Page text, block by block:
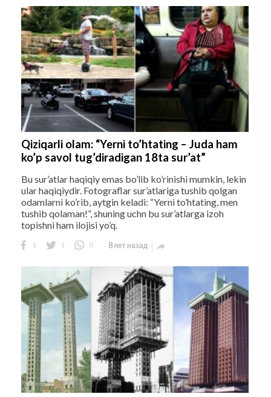
Qiziqarli olam: “Yerni to’htating – Juda ham
ko’p savol tug’diradigan 18ta sur’at”
Bu sur’atlar haqiqiy emas bo’lib ko’rinishi mumkin, lekin
ular haqiqiydir. Fotograflar sur’atlariga tushib qolgan
odamlarni ko’rib, aytgin keladi: “Yerni to’htating, men
tushib qolaman!”, shuning uchn bu sur’atlarga izoh
topishni ham ilojisi yo’q.
1 1 0 8 лет назад 